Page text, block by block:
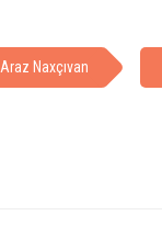
Araz Naxçıvan